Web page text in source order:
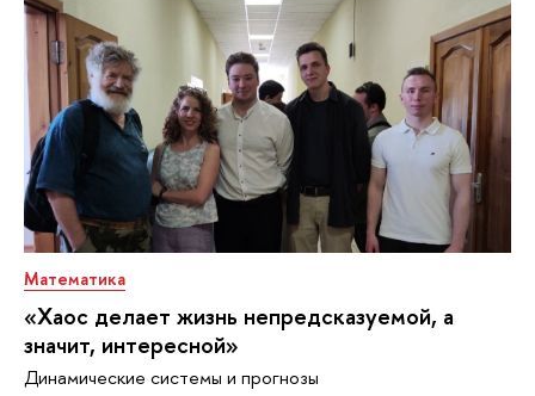
Математика
«Хаос делает жизнь непредсказуемой, а
значит, интересной»
Динамические системы и прогнозы